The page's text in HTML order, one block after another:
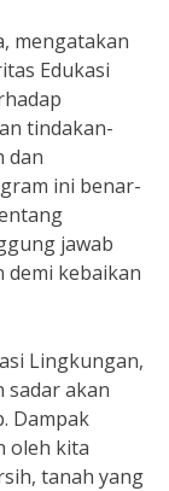
mengatakan
Edukasi
tindakan-
dan
ini benar-
jawab
kebaikan
Lingkungan,
sadar akan
Dampak
oleh kita
tanah yang